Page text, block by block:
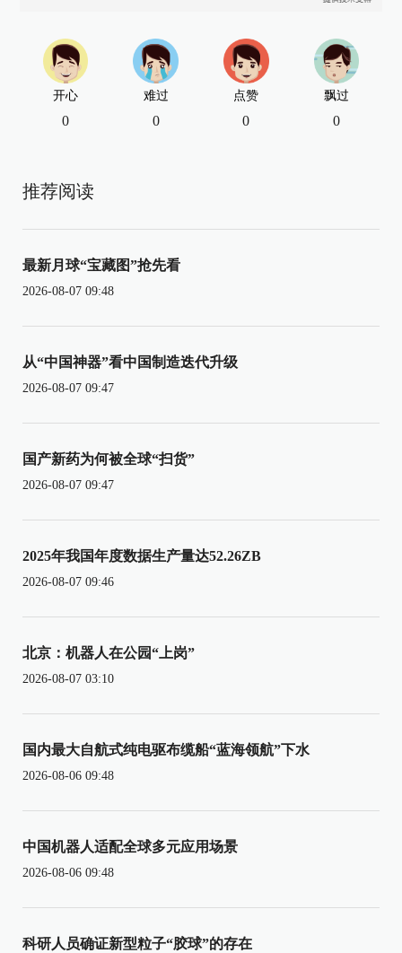
开心
0
难过
0
点赞
0
飘过
0
推荐阅读
最新月球“宝藏图”抢先看
2026-08-07 09:48
从“中国神器”看中国制造迭代升级
2026-08-07 09:47
国产新药为何被全球“扫货”
2026-08-07 09:47
2025年我国年度数据生产量达52.26ZB
2026-08-07 09:46
北京：机器人在公园“上岗”
2026-08-07 03:10
国内最大自航式纯电驱布缆船“蓝海领航”下水
2026-08-06 09:48
中国机器人适配全球多元应用场景
2026-08-06 09:48
科研人员确证新型粒子“胶球”的存在